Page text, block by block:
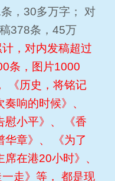
，30多万字； 对
378条，45万
，对内发稿超过
条，图片1000
《历史，将铭记
响的时候》、
慰小平》、 《香
华章》、 《为了
在港20小时》、
一走》等， 都是现